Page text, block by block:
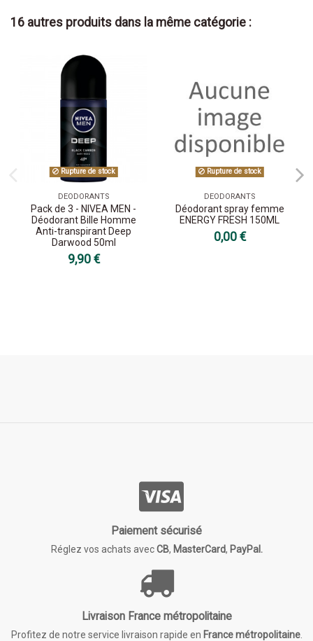
16 autres produits dans la même catégorie :
Rupture de stock
DEODORANTS
Pack de 3 - NIVEA MEN -
Déodorant Bille Homme
Anti-transpirant Deep
Darwood 50ml
9,90 €
Rupture de stock
DEODORANTS
Déodorant spray femme
ENERGY FRESH 150ML
0,00 €
Paiement sécurisé
Réglez vos achats avecCB, MasterCard, PayPal.
Livraison France métropolitaine
Profitez de notre service livraison rapide en France métropolitaine.